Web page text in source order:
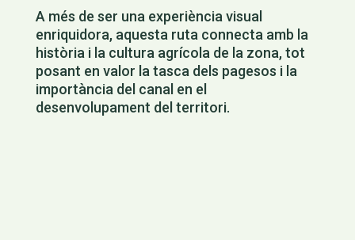
A més de ser una experiència visual
enriquidora, aquesta ruta connecta amb la
història i la cultura agrícola de la zona, tot
posant en valor la tasca dels pagesos i la
importància del canal en el
desenvolupament del territori.